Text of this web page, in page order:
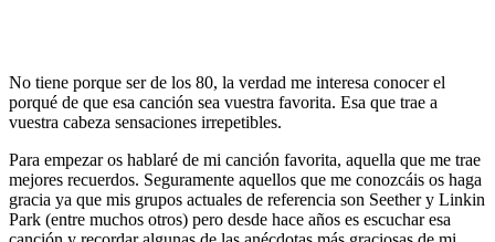
No tiene porque ser de los 80, la verdad me interesa conocer el
porqué de que esa canción sea vuestra favorita. Esa que trae a
vuestra cabeza sensaciones irrepetibles.
Para empezar os hablaré de mi canción favorita, aquella que me trae
mejores recuerdos. Seguramente aquellos que me conozcáis os haga
gracia ya que mis grupos actuales de referencia son Seether y Linkin
Park (entre muchos otros) pero desde hace años es escuchar esa